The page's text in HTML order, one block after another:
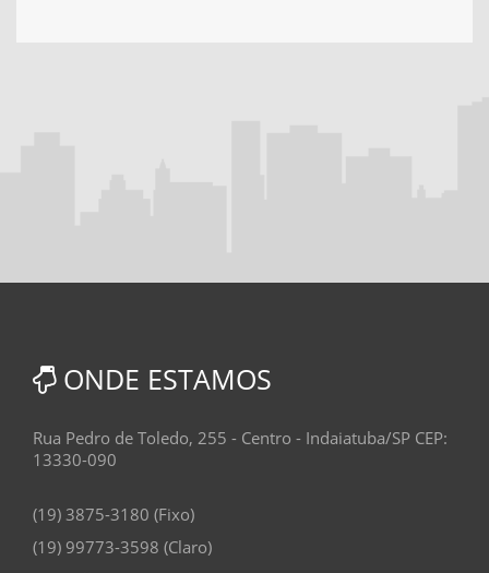
ONDE ESTAMOS
Rua Pedro de Toledo, 255 - Centro - Indaiatuba/SP CEP:
13330-090
(19) 3875-3180 (Fixo)
(19) 99773-3598 (Claro)